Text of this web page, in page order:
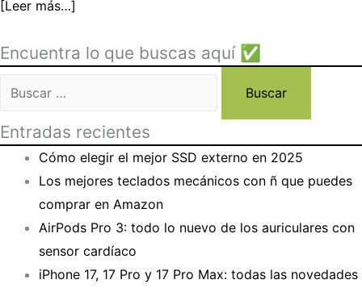
[Leer más…]
Encuentra lo que buscas aquí ✅
Buscar:
Entradas recientes
Cómo elegir el mejor SSD externo en 2025
Los mejores teclados mecánicos con ñ que puedes
comprar en Amazon
AirPods Pro 3: todo lo nuevo de los auriculares con
sensor cardíaco
iPhone 17, 17 Pro y 17 Pro Max: todas las novedades